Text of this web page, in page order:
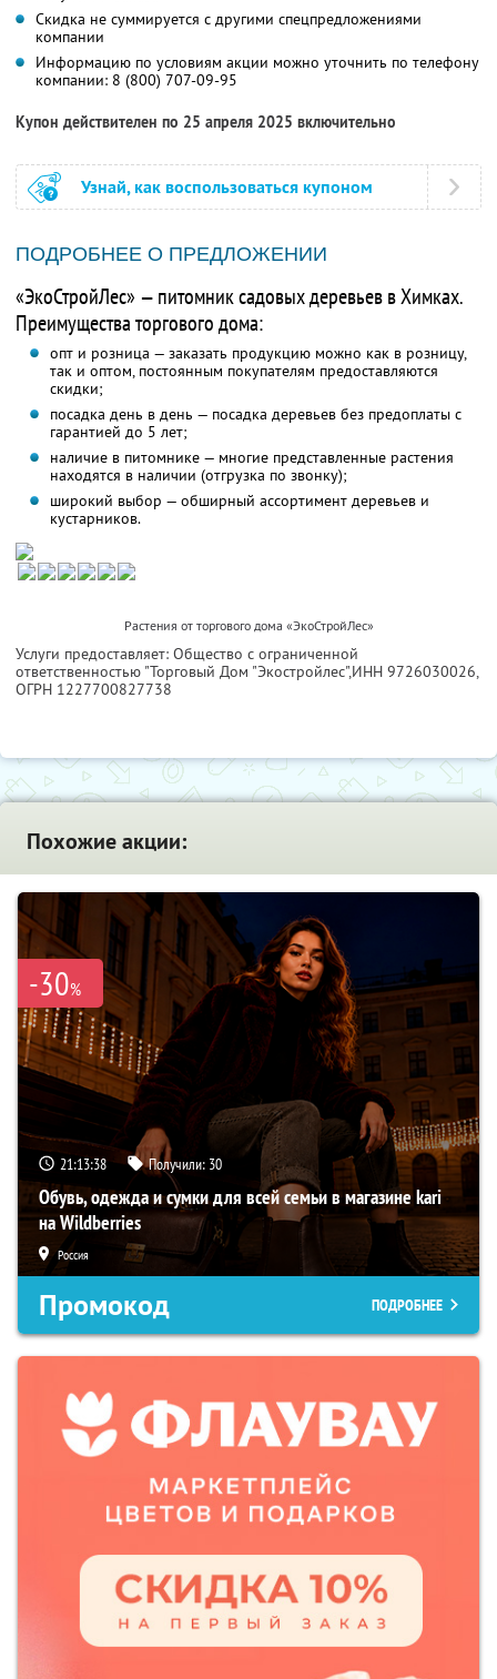
Скидка не суммируется с другими спецпредложениями
компании
Информацию по условиям акции можно уточнить по телефону
компании: 8 (800) 707-09-95
Купон действителен по 25 апреля 2025 включительно
Узнай, как воспользоваться купоном
ПОДРОБНЕЕ О ПРЕДЛОЖЕНИИ
«ЭкоСтройЛес» — питомник садовых деревьев в Химках.
Преимущества торгового дома:
опт и розница — заказать продукцию можно как в розницу,
так и оптом, постоянным покупателям предоставляются
скидки;
посадка день в день — посадка деревьев без предоплаты с
гарантией до 5 лет;
наличие в питомнике — многие представленные растения
находятся в наличии (отгрузка по звонку);
широкий выбор — обширный ассортимент деревьев и
кустарников.
Растения от торгового дома «ЭкоСтройЛес»
Услуги предоставляет: Общество с ограниченной
ответственностью "Торговый Дом "Экостройлес",ИНН 9726030026,
ОГРН 1227700827738
Похожие акции:
-30%
21:13:37 Получили: 30
Обувь, одежда и сумки для всей семьи в магазине kari
на Wildberries
Россия
Промокод ПОДРОБНЕЕ